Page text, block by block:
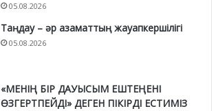
05.08.2026
Таңдау – әр азаматтың жауапкершілігі
05.08.2026
«МЕНІҢ БІР ДАУЫСЫМ ЕШТЕҢЕНІ
ӨЗГЕРТПЕЙДІ» ДЕГЕН ПІКІРДІ ЕСТИМІЗ